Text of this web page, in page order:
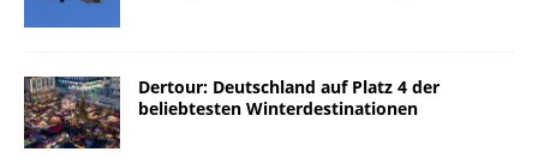
Dertour: Deutschland auf Platz 4 der
beliebtesten Winterdestinationen